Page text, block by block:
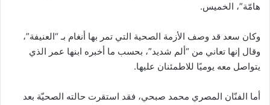
هامّة”، الخميس.
وكان سعد قد وصف الأزمة الصحية التي تمر بها أنغام بـ “العنيفة”،
وقال إنها تعاني من “ألم شديد”، بحسب ما أخبره ابنها عمر الذي
يتواصل معه يوميًا للاطمئنان عليها.
أما الفنّان المصري محمد صبحي، فقد استقرت حالته الصحيّة بعد